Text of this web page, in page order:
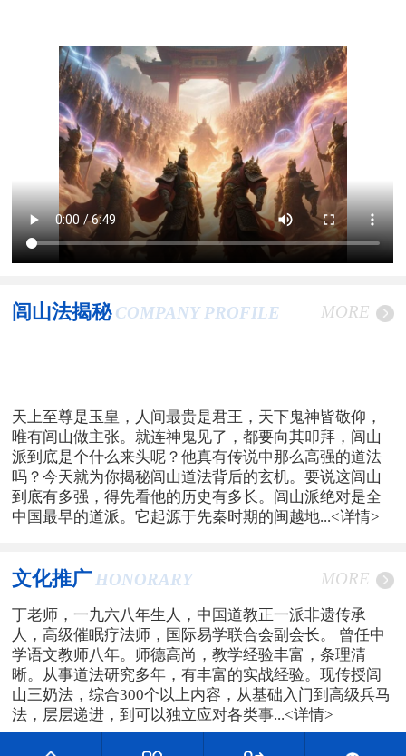
闾山法揭秘 COMPANY PROFILE MORE
天上至尊是玉皇，人间最贵是君王，天下鬼神皆敬仰，
唯有闾山做主张。就连神鬼见了，都要向其叩拜，闾山
派到底是个什么来头呢？他真有传说中那么高强的道法
吗？今天就为你揭秘闾山道法背后的玄机。要说这闾山
到底有多强，得先看他的历史有多长。闾山派绝对是全
中国最早的道派。它起源于先秦时期的闽越地...<详情>
文化推广 HONORARY MORE
丁老师，一九六八年生人，中国道教正一派非遗传承
人，高级催眠疗法师，国际易学联合会副会长。 曾任中
学语文教师八年。师德高尚，教学经验丰富，条理清
晰。从事道法研究多年，有丰富的实战经验。现传授闾
山三奶法，综合300个以上内容，从基础入门到高级兵马
法，层层递进，到可以独立应对各类事...<详情>